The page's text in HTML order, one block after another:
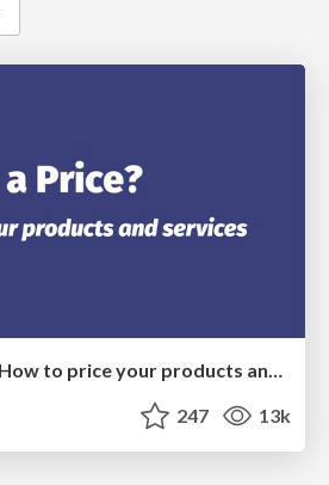
What's in a price? How to price your products and services
247 13k